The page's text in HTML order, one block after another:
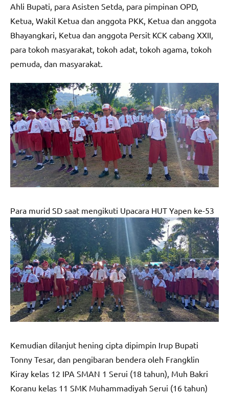
Ahli Bupati, para Asisten Setda, para pimpinan OPD,
Ketua, Wakil Ketua dan anggota PKK, Ketua dan anggota
Bhayangkari, Ketua dan anggota Persit KCK cabang XXII,
para tokoh masyarakat, tokoh adat, tokoh agama, tokoh
pemuda, dan masyarakat.
Para murid SD saat mengikuti Upacara HUT Yapen ke-53
Kemudian dilanjut hening cipta dipimpin Irup Bupati
Tonny Tesar, dan pengibaran bendera oleh Frangklin
Kiray kelas 12 IPA SMAN 1 Serui (18 tahun), Muh Bakri
Koranu kelas 11 SMK Muhammadiyah Serui (16 tahun)